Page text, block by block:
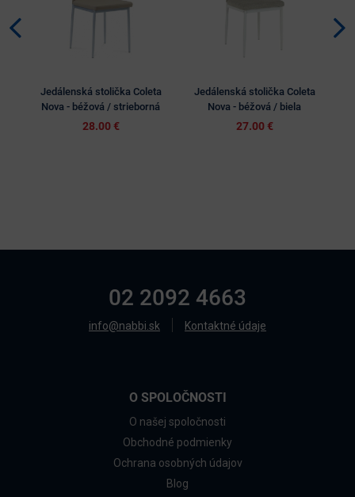
Jedálenská stolička Coleta
Nova - béžová / strieborná
28.00 €
Jedálenská stolička Coleta
Nova - béžová / biela
27.00 €
02 2092 4663
info@nabbi.sk Kontaktné údaje
O SPOLOČNOSTI
O našej spoločnosti
Obchodné podmienky
Ochrana osobných údajov
Blog